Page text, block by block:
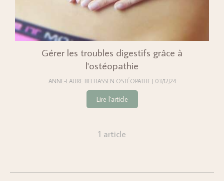
Gérer les troubles digestifs grâce à
l'ostéopathie
ANNE-LAURE BELHASSEN OSTÉOPATHE 03/12/24
Lire l'article
1 article